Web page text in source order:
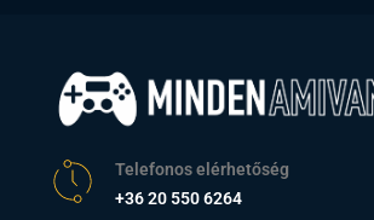
Telefonos elérhetőség
+36 20 550 6264